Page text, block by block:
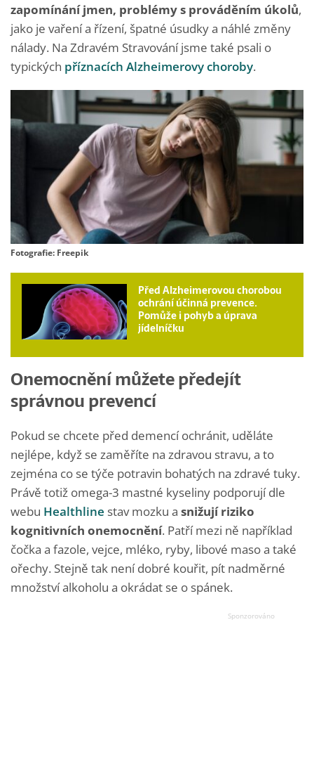
zapomínání jmen, problémy s prováděním úkolů,
jako je vaření a řízení, špatné úsudky a náhlé změny
nálady. Na Zdravém Stravování jsme také psali o
typických příznacích Alzheimerovy choroby.
Fotografie: Freepik
Před Alzheimerovou chorobou
ochrání účinná prevence.
Pomůže i pohyb a úprava
jídelníčku
Onemocnění můžete předejít
správnou prevencí
Pokud se chcete před demencí ochránit, uděláte
nejlépe, když se zaměříte na zdravou stravu, a to
zejména co se týče potravin bohatých na zdravé tuky.
Právě totiž omega-3 mastné kyseliny podporují dle
webu Healthline stav mozku a snižují riziko
kognitivních onemocnění. Patří mezi ně například
čočka a fazole, vejce, mléko, ryby, libové maso a také
ořechy. Stejně tak není dobré kouřit, pít nadměrné
množství alkoholu a okrádat se o spánek.